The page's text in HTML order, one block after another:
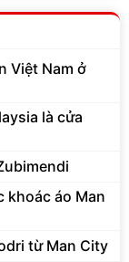
Việt Nam ở
là cửa
khoác áo Man
từ Man City